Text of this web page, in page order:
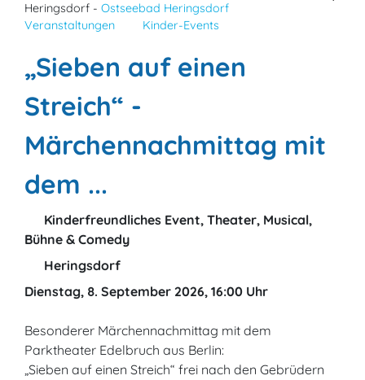
Heringsdorf - Ostseebad Heringsdorf
Veranstaltungen
Kinder-Events
„Sieben auf einen
Streich“ -
Märchennachmittag mit
dem ...
Kinderfreundliches Event, Theater, Musical,
Bühne & Comedy
Heringsdorf
Dienstag, 8. September 2026, 16:00 Uhr
Besonderer Märchennachmittag mit dem
Parktheater Edelbruch aus Berlin:
„Sieben auf einen Streich“ frei nach den Gebrüdern